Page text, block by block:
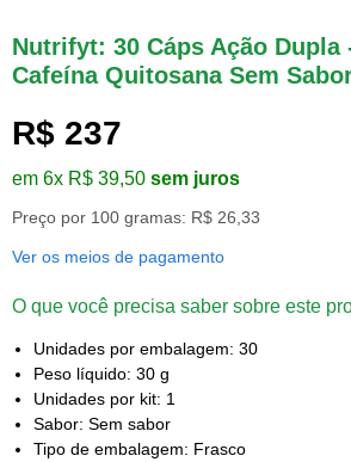
Nutrifyt: 30 Cáps Ação Dupla
Cafeína Quitosana Sem
R$ 237
em 6x R$ 39,50 sem juros
Preço por 100 gramas: R$ 26,33
Ver os meios de pagamento
O que você precisa saber sobre este
Unidades por embalagem: 30
Peso líquido: 30 g
Unidades por kit: 1
Sabor: Sem sabor
Tipo de embalagem: Frasco